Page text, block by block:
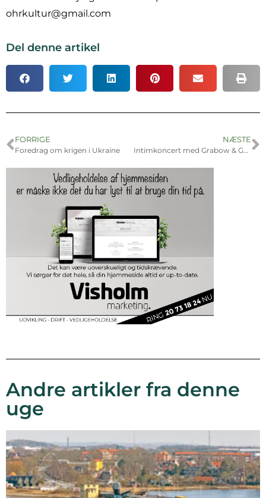
ohrkultur@gmail.com
Del denne artikel
FORRIGE
Foredrag om krigen i Ukraine
NÆSTE
Intimkoncert med Grabow & Guldhammer
Andre artikler fra denne
uge